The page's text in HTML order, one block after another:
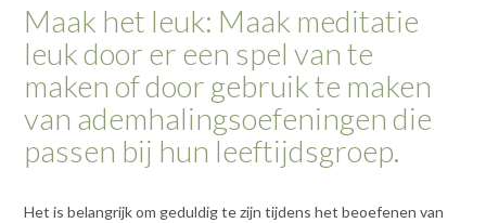
Maak het leuk: Maak meditatie
leuk door er een spel van te
maken of door gebruik te maken
van ademhalingsoefeningen die
passen bij hun leeftijdsgroep.
Het is belangrijk om geduldig te zijn tijdens het beoefenen van